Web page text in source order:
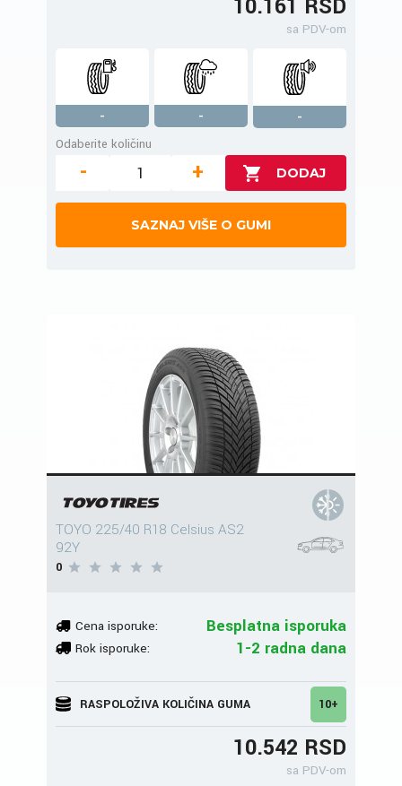
10.161 RSD
sa PDV-om
- -
-
Odaberite količinu
- +
SAZNAJ VIŠE O GUMI
TOYO 225/40 R18 Celsius AS2
92Y
0
Cena isporuke: Besplatna isporuka
Rok isporuke: 1-2 radna dana
RASPOLOŽIVA KOLIČINA GUMA 10+
10.542 RSD
sa PDV-om